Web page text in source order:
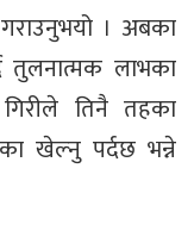
। अबका
तुलनात्मक लाभका
गिरीले तिनै तहका
खेल्नु पर्दछ भन्ने